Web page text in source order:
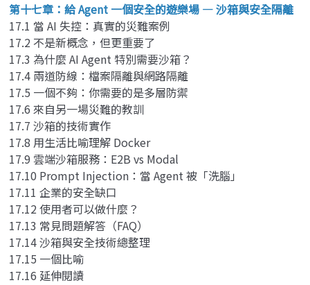
第十七章：給 Agent 一個安全的遊樂場 — 沙箱與安全隔離
17.1 當 AI 失控：真實的災難案例
17.2 不是新概念，但更重要了
17.3 為什麼 AI Agent 特別需要沙箱？
17.4 兩道防線：檔案隔離與網路隔離
17.5 一個不夠：你需要的是多層防禦
17.6 來自另一場災難的教訓
17.7 沙箱的技術實作
17.8 用生活比喻理解 Docker
17.9 雲端沙箱服務：E2B vs Modal
17.10 Prompt Injection：當 Agent 被「洗腦」
17.11 企業的安全缺口
17.12 使用者可以做什麼？
17.13 常見問題解答（FAQ）
17.14 沙箱與安全技術總整理
17.15 一個比喻
17.16 延伸閱讀